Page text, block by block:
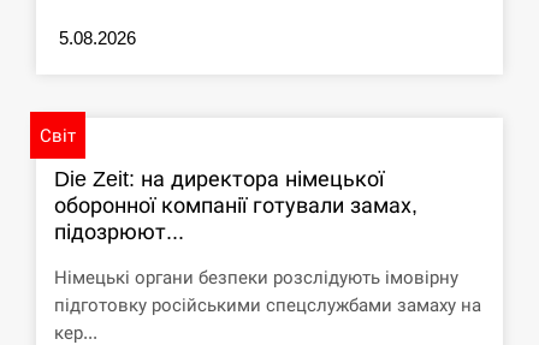
12:53
США обсуждают лицензии на Patriot для
Украины, несмотря на сомнения…
СЕРПЕНЬ
12:40
Латвія готова направити до 20 військових для
розблокування Ормузької протоки
СЕРПЕНЬ
12:23
Силы обороны поразили российскую
переправу, склады и другие важные объекты…
5.08.2026
Світ
Die Zeit: на директора німецької
оборонної компанії готували замах,
підозрюют...
Німецькі органи безпеки розслідують імовірну
підготовку російськими спецслужбами замаху на
кер...